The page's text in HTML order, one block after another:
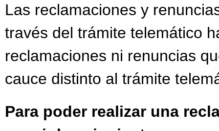
Las reclamaciones y
través del trámite telemático
reclamaciones ni renuncias
cauce distinto al trámite
Para poder realizar una